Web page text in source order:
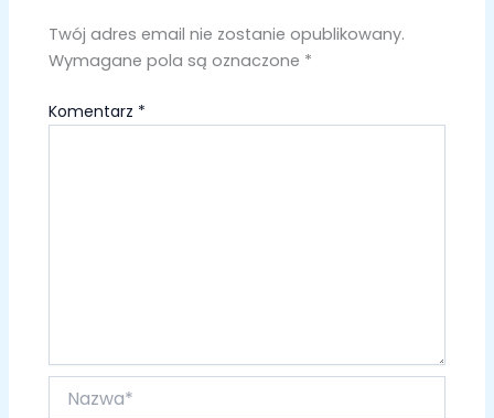
Twój adres email nie zostanie opublikowany.
Wymagane pola są oznaczone *
Komentarz *